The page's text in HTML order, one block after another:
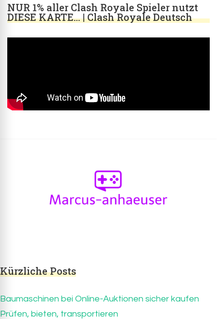
NUR 1% aller Clash Royale Spieler nutzt
DIESE KARTE… | Clash Royale Deutsch
Kürzliche Posts
Baumaschinen bei Online-Auktionen sicher kaufen
Prüfen, bieten, transportieren